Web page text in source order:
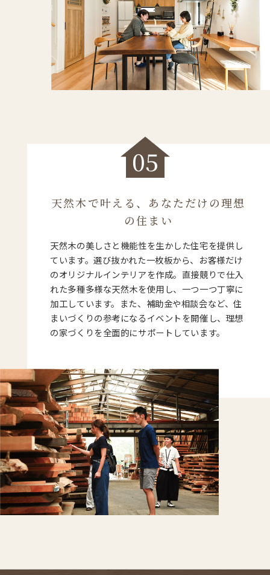
05
天然木で叶える、あなただけの理想
の住まい
天然木の美しさと機能性を生かした住宅を提供し
ています。選び抜かれた一枚板から、お客様だけ
のオリジナルインテリアを作成。直接競りで仕入
れた多種多様な天然木を使用し、一つ一つ丁寧に
加工しています。また、補助金や相談会など、住
まいづくりの参考になるイベントを開催し、理想
の家づくりを全面的にサポートしています。